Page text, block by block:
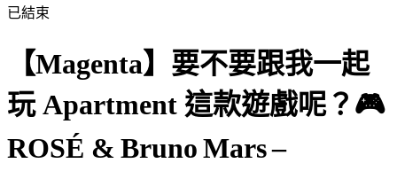
已結束
【Magenta】要不要跟我一起
玩 Apartment 這款遊戲呢？🎮
ROSÉ & Bruno Mars –